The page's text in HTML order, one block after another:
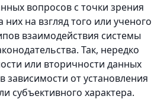
вопросов с точки зрения
них на взгляд того или ученого
взаимодействия системы
Так, нередко
или вторичности данных
зависимости от установления
субъективного характера.